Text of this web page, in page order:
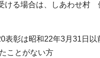
ける場合は、しあわせ村
彰は昭和22年3月31日以
ことがない方